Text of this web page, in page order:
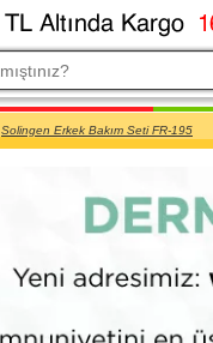
Solingen Erkek Bakım Seti FR-195